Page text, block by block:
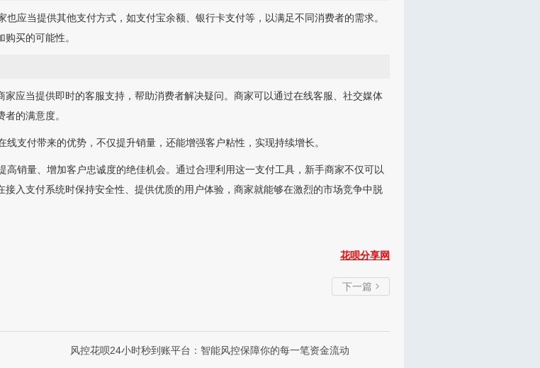
应当提供其他支付方式，如支付宝余额、银行卡支付等，以满足不同消费者的需求。
买的可能性。
应当提供即时的客服支持，帮助消费者解决疑问。商家可以通过在线客服、社交媒体
的满意度。
支付带来的优势，不仅提升销量，还能增强客户粘性，实现持续增长。
销量、增加客户忠诚度的绝佳机会。通过合理利用这一支付工具，新手商家不仅可以
入支付系统时保持安全性、提供优质的用户体验，商家就能够在激烈的市场竞争中脱
花呗分享网
下一篇 
风控花呗24小时秒到账平台：智能风控保障你的每一笔资金流动